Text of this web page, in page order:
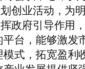
创业活动，为
政府引导作用
台，能够激
式，拓宽盈